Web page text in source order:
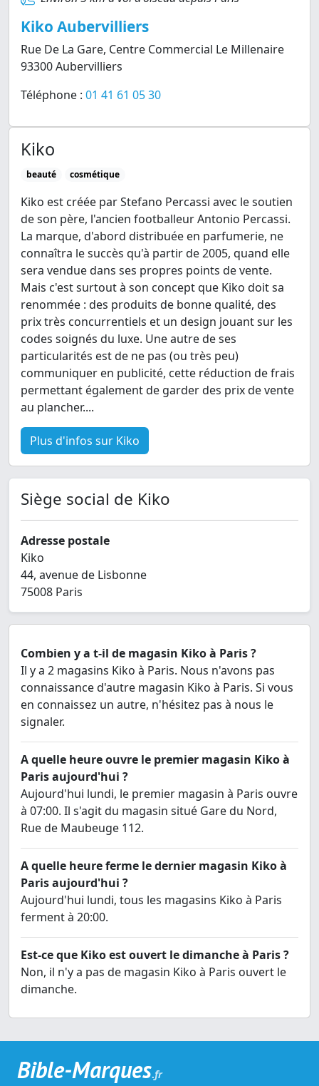
Kiko Aubervilliers
Rue De La Gare, Centre Commercial Le Millenaire
93300 Aubervilliers
Téléphone : 01 41 61 05 30
Kiko
beauté cosmétique
Kiko est créée par Stefano Percassi avec le soutien
de son père, l'ancien footballeur Antonio Percassi.
La marque, d'abord distribuée en parfumerie, ne
connaîtra le succès qu'à partir de 2005, quand elle
sera vendue dans ses propres points de vente.
Mais c'est surtout à son concept que Kiko doit sa
renommée : des produits de bonne qualité, des
prix très concurrentiels et un design jouant sur les
codes soignés du luxe. Une autre de ses
particularités est de ne pas (ou très peu)
communiquer en publicité, cette réduction de frais
permettant également de garder des prix de vente
au plancher....
Plus d'infos sur Kiko
Siège social de Kiko
Adresse postale
Kiko
44, avenue de Lisbonne
75008 Paris
Combien y a t-il de magasin Kiko à Paris ?
Il y a 2 magasins Kiko à Paris. Nous n'avons pas
connaissance d'autre magasin Kiko à Paris. Si vous
en connaissez un autre, n'hésitez pas à nous le
signaler.
A quelle heure ouvre le premier magasin Kiko à
Paris aujourd'hui ?
Aujourd'hui lundi, le premier magasin à Paris ouvre
à 07:00. Il s'agit du magasin situé Gare du Nord,
Rue de Maubeuge 112.
A quelle heure ferme le dernier magasin Kiko à
Paris aujourd'hui ?
Aujourd'hui lundi, tous les magasins Kiko à Paris
ferment à 20:00.
Est-ce que Kiko est ouvert le dimanche à Paris ?
Non, il n'y a pas de magasin Kiko à Paris ouvert le
dimanche.
Bible-Marques.fr